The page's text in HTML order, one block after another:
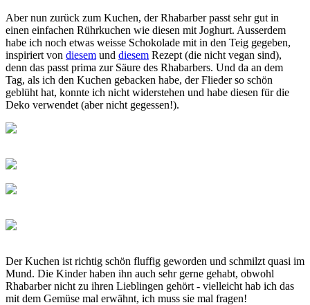
Aber nun zurück zum Kuchen, der Rhabarber passt sehr gut in
einen einfachen Rührkuchen wie diesen mit Joghurt. Ausserdem
habe ich noch etwas weisse Schokolade mit in den Teig gegeben,
inspiriert von diesem und diesem Rezept (die nicht vegan sind),
denn das passt prima zur Säure des Rhabarbers. Und da an dem
Tag, als ich den Kuchen gebacken habe, der Flieder so schön
geblüht hat, konnte ich nicht widerstehen und habe diesen für die
Deko verwendet (aber nicht gegessen!).
Der Kuchen ist richtig schön fluffig geworden und schmilzt quasi im
Mund. Die Kinder haben ihn auch sehr gerne gehabt, obwohl
Rhabarber nicht zu ihren Lieblingen gehört - vielleicht hab ich das
mit dem Gemüse mal erwähnt, ich muss sie mal fragen!